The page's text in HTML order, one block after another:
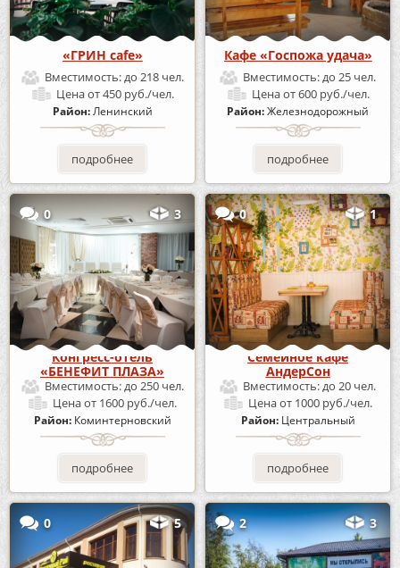
«ГРИН cafe»
Вместимость:до 218 чел.
Ценаот 450 руб./чел.
Район:Ленинский
подробнее
Кафе «Госпожа удача»
Вместимость:до 25 чел.
Ценаот 600 руб./чел.
Район:Железнодорожный
подробнее
0 3
Конгресс-отель
«БЕНЕФИТ ПЛАЗА»
Вместимость:до 250 чел.
Ценаот 1600 руб./чел.
Район: Коминтерновский
подробнее
0 1
Семейное кафе
АндерСон
Вместимость:до 20 чел.
Ценаот 1000 руб./чел.
Район: Центральный
подробнее
0 5 2 3